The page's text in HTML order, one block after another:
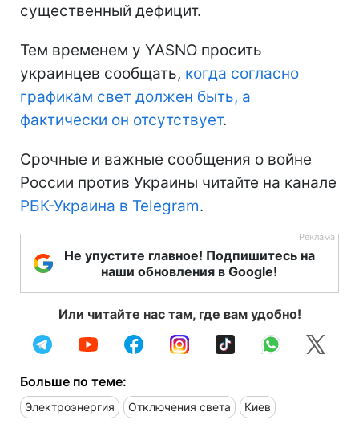
существенный дефицит.
Тем временем у YASNO просить
украинцев сообщать, когда согласно
графикам свет должен быть, а
фактически он отсутствует.
Срочные и важные сообщения о войне
России против Украины читайте на канале
РБК-Украина в Telegram.
Не упустите главное! Подпишитесь на
наши обновления в Google!
Или читайте нас там, где вам удобно!
Больше по теме:
Электроэнергия Отключения света Киев